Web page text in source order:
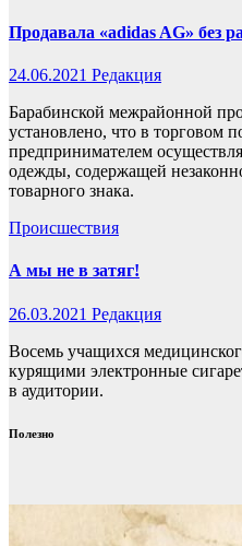
Продавала «adidas AG» без
24.06.2021 Редакция
Барабинской межрайонной
установлено, что в торговом
предпринимателем
одежды, содержащей
товарного знака.
Происшествия
А мы не в затяг!
26.03.2021 Редакция
Восемь учащихся
курящими электронные
в аудитории.
Полезно